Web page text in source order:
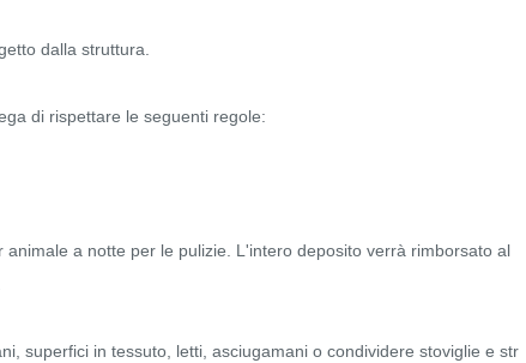
dalla struttura.
di rispettare le seguenti regole:
a notte per le pulizie. L'intero deposito verrà rimborsato al
superfici in tessuto, letti, asciugamani o condividere stoviglie e str